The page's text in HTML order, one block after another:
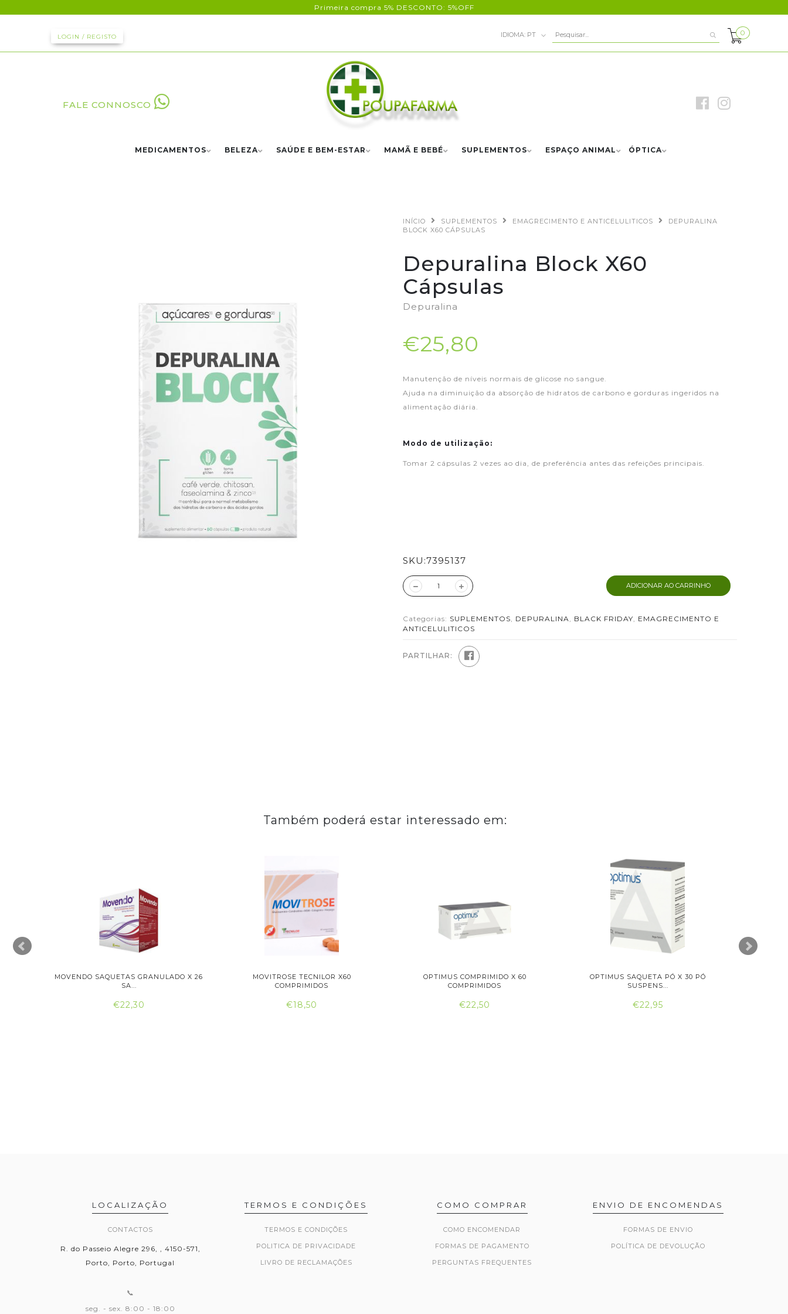
Primeira compra 5% DESCONTO: 5%OFF
LOGIN / REGISTO IDIOMA: PT
FALE CONNOSCO
0
MEDICAMENTOS BELEZA SAÚDE E BEM-ESTAR MAMÃ E BEBÉ SUPLEMENTOS ESPAÇO ANIMAL ÓPTICA
INÍCIO SUPLEMENTOS EMAGRECIMENTO E ANTICELULITICOS
DEPURALINA
BLOCK X60 CÁPSULAS
Depuralina Block X60
Cápsulas
Depuralina
€25,80
Manutenção de níveis normais de glicose no sangue.
Ajuda na diminuição da absorção de hidratos de carbono e gorduras ingeridos na
alimentação diária.
Modo de utilização:
Tomar 2 cápsulas 2 vezes ao dia, de preferência antes das refeições principais.
SKU:7395137
ADICIONAR AO CARRINHO
Categorias: SUPLEMENTOS, DEPURALINA, BLACK FRIDAY, EMAGRECIMENTO E
ANTICELULITICOS
PARTILHAR:
Também poderá estar interessado em:
MOVENDO SAQUETAS GRANULADO X 26
SA...
€22,30
MOVITROSE TECNILOR X60
COMPRIMIDOS
€18,50
OPTIMUS COMPRIMIDO X 60
COMPRIMIDOS
€22,50
OPTIMUS SAQUETA PÓ X 30 PÓ
SUSPENS...
€22,95
LOCALIZAÇÃO
CONTACTOS
R. do Passeio Alegre 296, , 4150-571,
Porto, Porto, Portugal
📞
seg. - sex. 8:00 - 18:00
TERMOS E CONDIÇÕES
TERMOS E CONDIÇÕES
POLITICA DE PRIVACIDADE
LIVRO DE RECLAMAÇÕES
COMO COMPRAR
COMO ENCOMENDAR
FORMAS DE PAGAMENTO
PERGUNTAS FREQUENTES
ENVIO DE ENCOMENDAS
FORMAS DE ENVIO
POLÍTICA DE DEVOLUÇÃO